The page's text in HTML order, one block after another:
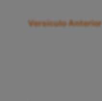
Versículo Anterior